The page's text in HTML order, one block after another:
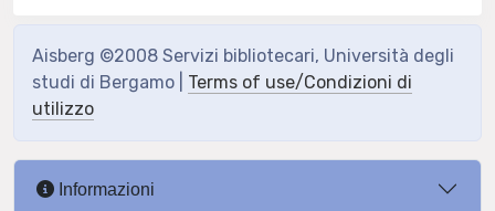
Aisberg ©2008 Servizi bibliotecari, Università degli
studi di Bergamo | Terms of use/Condizioni di
utilizzo
Informazioni